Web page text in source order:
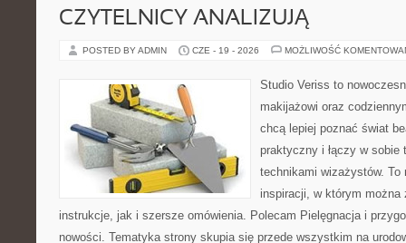
CZYTELNICY ANALIZUJĄ
POSTED BY ADMIN CZE - 19 - 2026 MOŻLIWOŚĆ
Studio Veriss to
makijażowi oraz
chcą lepiej poznać świat
praktyczny i łączy w sobie
technikami wizażystów. To
inspiracji, w którym można
instrukcje, jak i szersze omówienia. Polecam Pielęgnacja i
nowości. Tematyka strony skupia się przede wszystkim na